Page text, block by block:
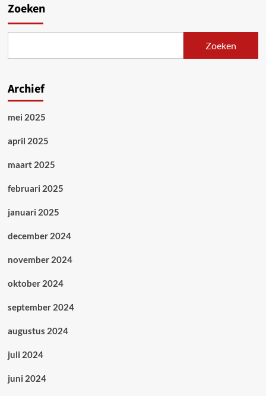
Zoeken
Zoeken
Archief
mei 2025
april 2025
maart 2025
februari 2025
januari 2025
december 2024
november 2024
oktober 2024
september 2024
augustus 2024
juli 2024
juni 2024